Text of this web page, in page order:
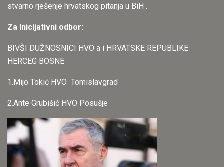
stvarno rješenje hrvatskog pitanja u BiH .
Za Inicijativni odbor:
BIVŠI DUŽNOSNICI HVO a i HRVATSKE REPUBLIKE
HERCEG BOSNE
1.Mijo Tokić HVO Tomislavgrad
2.Ante Grubišić HVO Posušje